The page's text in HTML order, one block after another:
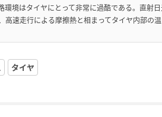
境はタイヤにとって非常に過酷である。直射
速走行による摩擦熱と相まってタイヤ内部の温
タイヤ